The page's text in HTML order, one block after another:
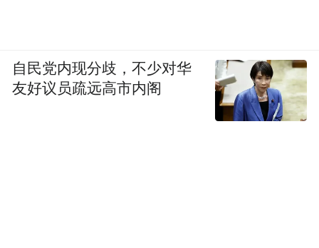
自民党内现分歧，不少对华
友好议员疏远高市内阁